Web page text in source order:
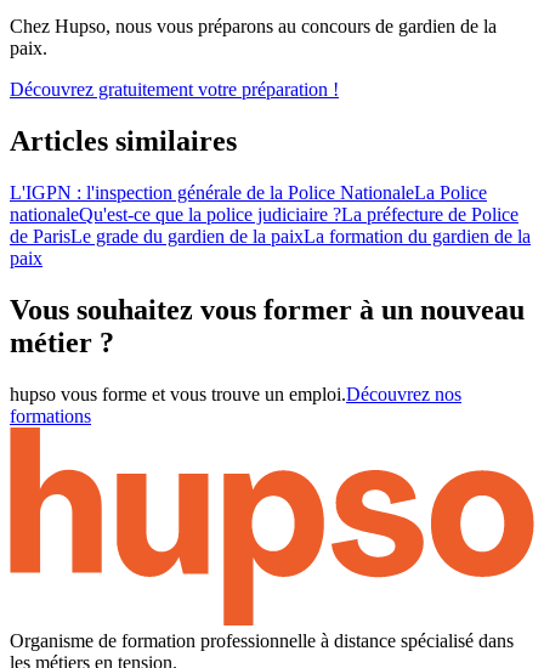
Chez Hupso, nous vous préparons au concours de gardien de la
paix.
Découvrez gratuitement votre préparation !
Articles similaires
L'IGPN : l'inspection générale de la Police NationaleLa Police
nationaleQu'est-ce que la police judiciaire ?La préfecture de Police
de ParisLe grade du gardien de la paixLa formation du gardien de la
paix
Vous souhaitez vous former à un nouveau
métier ?
hupso vous forme et vous trouve un emploi.Découvrez nos
formations
Organisme de formation professionnelle à distance spécialisé dans
les métiers en tension.